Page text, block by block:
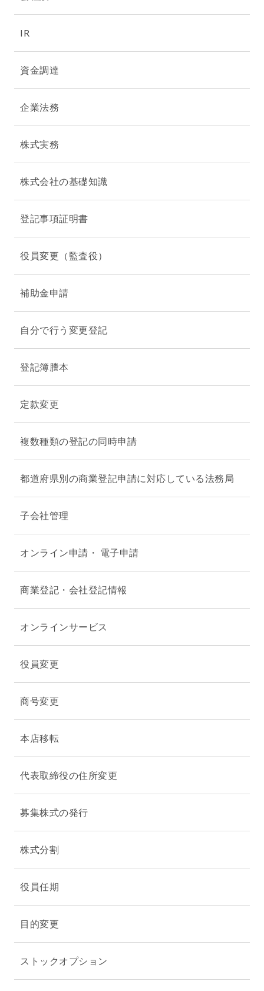
IR
資金調達
企業法務
株式実務
株式会社の基礎知識
登記事項証明書
役員変更（監査役）
補助金申請
自分で行う変更登記
登記簿謄本
定款変更
複数種類の登記の同時申請
都道府県別の商業登記申請に対応している法務局
子会社管理
オンライン申請・ 電子申請
商業登記・会社登記情報
オンラインサービス
役員変更
商号変更
本店移転
代表取締役の住所変更
募集株式の発行
株式分割
役員任期
目的変更
ストックオプション